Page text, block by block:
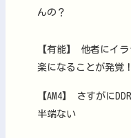
んの？
【有能】 他者にイ
楽になることが発覚
【AM4】 さすがに
半端ない